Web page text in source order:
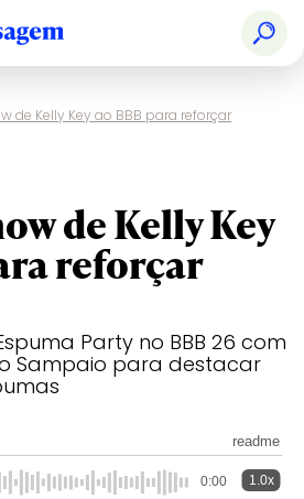
de Kelly Key ao BBB para reforçar
de Kelly Key
reforçar
Party no BBB 26 com
Sampaio para destacar
readme
0:00 1.0x